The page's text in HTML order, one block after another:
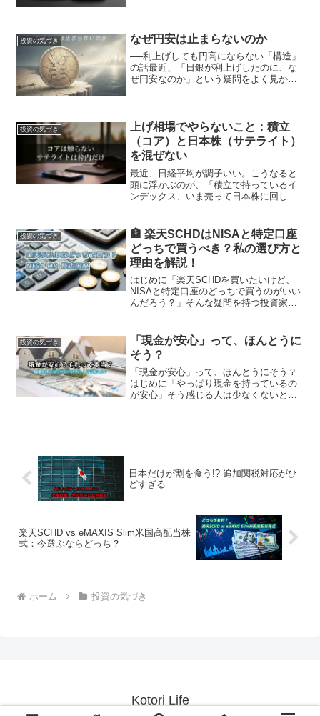
た。旧N...
投資の気づき なぜ円安は止まらないのか
──利上げしても円高にならない「構造」
の話最近、「日銀が利上げしたのに、な
ぜ円安なのか」という疑問をよく見かけ
ろな解説を見聞きする中...
投資の気づき
上げ相場でやらないこと：積立
（コア）と日本株（サテライト）
を混ぜない
最近、日経平均が調子いい。こうなると
頭に浮かぶのが、「積立で持っているイ
ンデックス、いま売って日本株に回した
はやらない。というか、やらないと決め
てる。理由は単純で、コア...
投資の気づき
🏦 楽天SCHDはNISAと特定口座
どっちで買うべき？私の選び方と
理由を解説！
はじめに「楽天SCHDを買いたいけど、
NISAと特定口座のどっちで買うのがいい
んだろう？」そんな疑問を持つ投資家は
口座は自由度が高いけれど課税対象にな
ります。楽天S...
投資の気づき
「現金が安心」って、ほんとうに
そう？
「現金が安心」って、ほんとうにそう？
はじめに「やっぱり現金を持っているの
が安心」そう感じる人は少なくないと思
日本だけが割を食う!? 追加関税対応がひ
どすぎる
楽天SCHD vs eMAXIS Slim米国高配当株
式：今選ぶならどっち？
ホーム 投資の気づき
Kotori Life